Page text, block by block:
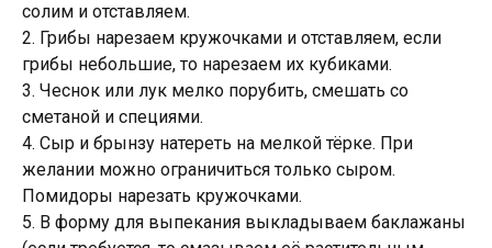
солим и отставляем.
2. Грибы нарезаем кружочками и отставляем, если
грибы небольшие, то нарезаем их кубиками.
3. Чеснок или лук мелко порубить, смешать со
сметаной и специями.
4. Сыр и брынзу натереть на мелкой тёрке. При
желании можно ограничиться только сыром.
Помидоры нарезать кружочками.
5. В форму для выпекания выкладываем баклажаны